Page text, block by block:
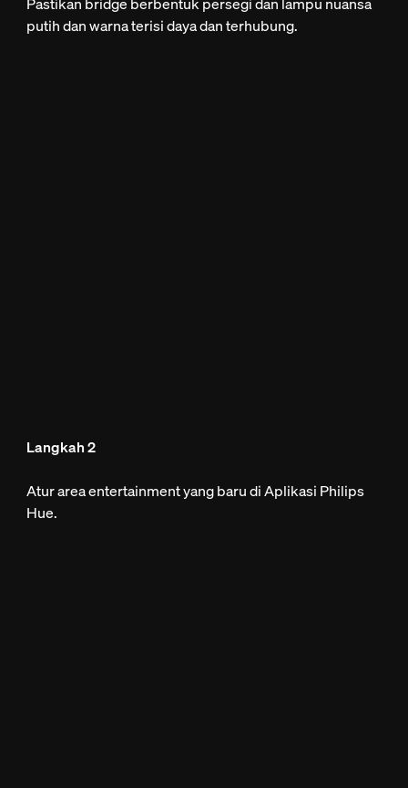
putih dan warna terisi daya dan terhubung.
Langkah 2
Atur area entertainment yang baru di Aplikasi Philips
Hue.